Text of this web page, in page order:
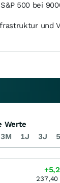
500 bei
und
3M 1J 3J
Werte
237,40